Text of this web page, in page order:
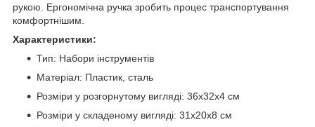
рукою. Ергономічна ручка зробить процес транспортування
комфортнішим.
Характеристики:
Тип: Набори інструментів
Матеріал: Пластик, сталь
Розміри у розгорнутому вигляді: 36х32х4 см
Розміри у складеному вигляді: 31х20х8 см